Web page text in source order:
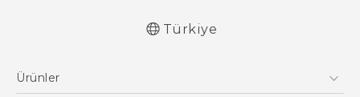
Türkiye
Ürünler